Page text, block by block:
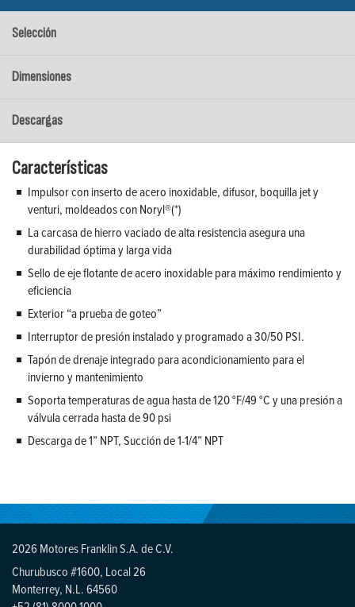
Selección
Dimensiones
Descargas
Características
Impulsor con inserto de acero inoxidable, difusor, boquilla jet y
venturi, moldeados con Noryl®(*)
La carcasa de hierro vaciado de alta resistencia asegura una
durabilidad óptima y larga vida
Sello de eje flotante de acero inoxidable para máximo rendimiento y
eficiencia
Exterior “a prueba de goteo”
Interruptor de presión instalado y programado a 30/50 PSI.
Tapón de drenaje integrado para acondicionamiento para el
invierno y mantenimiento
Soporta temperaturas de agua hasta de 120 °F/49 °C y una presión a
válvula cerrada hasta de 90 psi
Descarga de 1” NPT, Succión de 1-1/4” NPT
2026 Motores Franklin S.A. de C.V.
Churubusco #1600, Local 26
Monterrey, N.L. 64560